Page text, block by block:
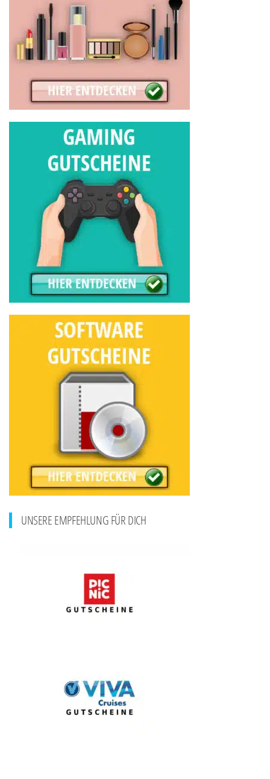
UNSERE EMPFEHLUNG FÜR DICH